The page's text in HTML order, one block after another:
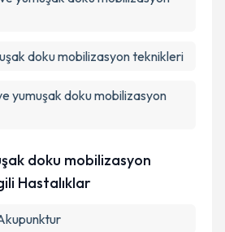
doku mobilizasyon teknikleri
yumuşak doku mobilizasyon
doku mobilizasyon
Hastalıklar